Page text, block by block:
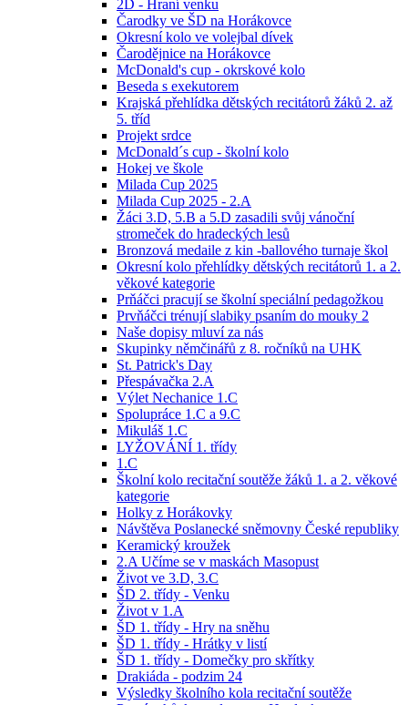
2D - Hraní venku
Čarodky ve ŠD na Horákovce
Okresní kolo ve volejbal dívek
Čarodějnice na Horákovce
McDonald's cup - okrskové kolo
Beseda s exekutorem
Krajská přehlídka dětských recitátorů žáků 2. až
5. tříd
Projekt srdce
McDonald´s cup - školní kolo
Hokej ve škole
Milada Cup 2025
Milada Cup 2025 - 2.A
Žáci 3.D, 5.B a 5.D zasadili svůj vánoční
stromeček do hradeckých lesů
Bronzová medaile z kin -ballového turnaje škol
Okresní kolo přehlídky dětských recitátorů 1. a 2.
věkové kategorie
Prňáčci pracují se školní speciální pedagožkou
Prvňáčci trénují slabiky psaním do mouky 2
Naše dopisy mluví za nás
Skupinky němčinářů z 8. ročníků na UHK
St. Patrick's Day
Přespávačka 2.A
Výlet Nechanice 1.C
Spolupráce 1.C a 9.C
Mikuláš 1.C
LYŽOVÁNÍ 1. třídy
1.C
Školní kolo recitační soutěže žáků 1. a 2. věkové
kategorie
Holky z Horákovky
Návštěva Poslanecké sněmovny České republiky
Keramický kroužek
2.A Učíme se v maskách Masopust
Život ve 3.D, 3.C
ŠD 2. třídy - Venku
Život v 1.A
ŠD 1. třídy - Hry na sněhu
ŠD 1. třídy - Hrátky v listí
ŠD 1. třídy - Domečky pro skřítky
Drakiáda - podzim 24
Výsledky školního kola recitační soutěže